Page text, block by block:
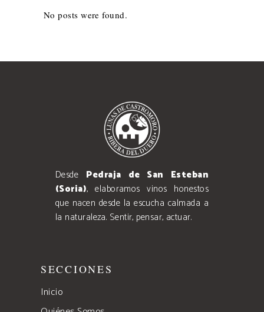
No posts were found.
Desde Pedraja de San Esteban
(Soria), elaboramos vinos honestos
que nacen desde la escucha calmada a
la naturaleza. Sentir, pensar, actuar.
SECCIONES
Inicio